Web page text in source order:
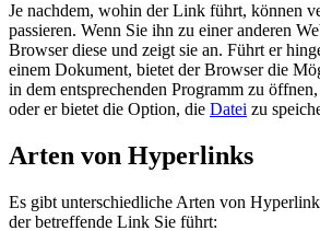
Je nachdem, wohin der Link führt, können
passieren. Wenn Sie ihn zu einer anderen
Browser diese und zeigt sie an. Führt er
einem Dokument, bietet der Browser die
in dem entsprechenden Programm zu
oder er bietet die Option, die Datei zu
Arten von Hyperlinks
Es gibt unterschiedliche Arten von
der betreffende Link Sie führt: